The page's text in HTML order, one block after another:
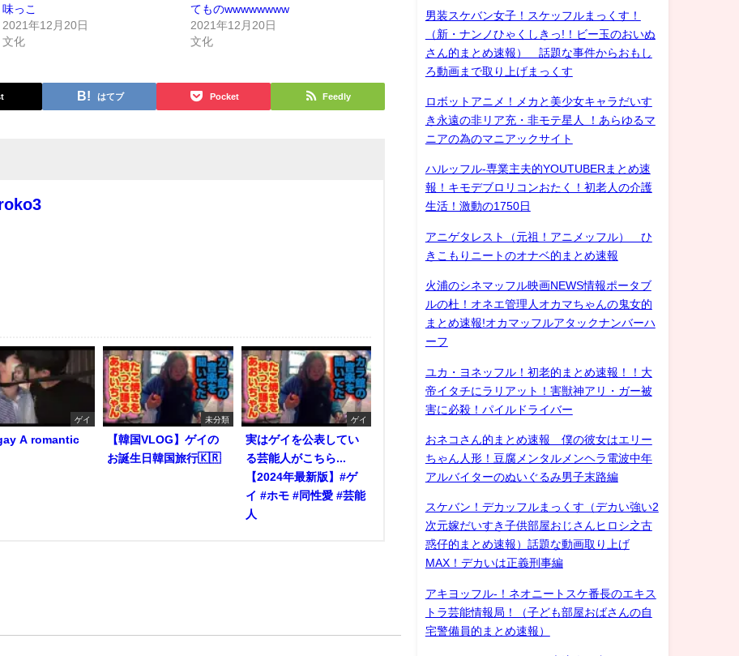
味っこ
2021年12月20日
文化
てものwwwwwwww
2021年12月20日
文化
はてブ Pocket Feedly
ゲイ
A romantic
未分類
【韓国VLOG】ゲイの
お誕生日韓国旅行🇰🇷
ゲイ
実はゲイを公表してい
る芸能人がこちら...
【2024年最新版】#ゲ
イ #ホモ #同性愛 #芸能
人
男装スケバン女子！スケッフルまっくす！
（新・ナンノひゃくしきっ!！ビー玉のおいぬ
さん的まとめ速報） 話題な事件からおもし
ろ動画まで取り上げまっくす
ロボットアニメ！メカと美少女キャラだいす
き永遠の非リア充・非モテ星人 ！あらゆるマ
ニアの為のマニアックサイト
ハルッフル-専業主夫的YOUTUBERまとめ速
報！キモデブロリコンおたく！初老人の介護
生活！激動の1750日
アニゲタレスト（元祖！アニメッフル） ひ
きこもりニートのオナベ的まとめ速報
火浦のシネマッフル映画NEWS情報ポータブ
ルの杜！オネエ管理人オカマちゃんの鬼女的
まとめ速報!オカマッフルアタックナンバーハ
ーフ
ユカ・ヨネッフル！初老的まとめ速報！！大
帝イタチにラリアット！害獣神アリ・ガー被
害に必殺！パイルドライバー
おネコさん的まとめ速報 僕の彼女はエリー
ちゃん人形！豆腐メンタルメンヘラ電波中年
アルバイターのぬいぐるみ男子末路編
スケバン！デカッフルまっくす（デカい強い2
次元嫁だいすき子供部屋おじさんヒロシ之古
惑仔的まとめ速報）話題な動画取り上げ
MAX！デカいは正義刑事編
アキヨッフル-！ネオニートスケ番長のエキス
トラ芸能情報局！（子ども部屋おばさんの自
宅警備員的まとめ速報）